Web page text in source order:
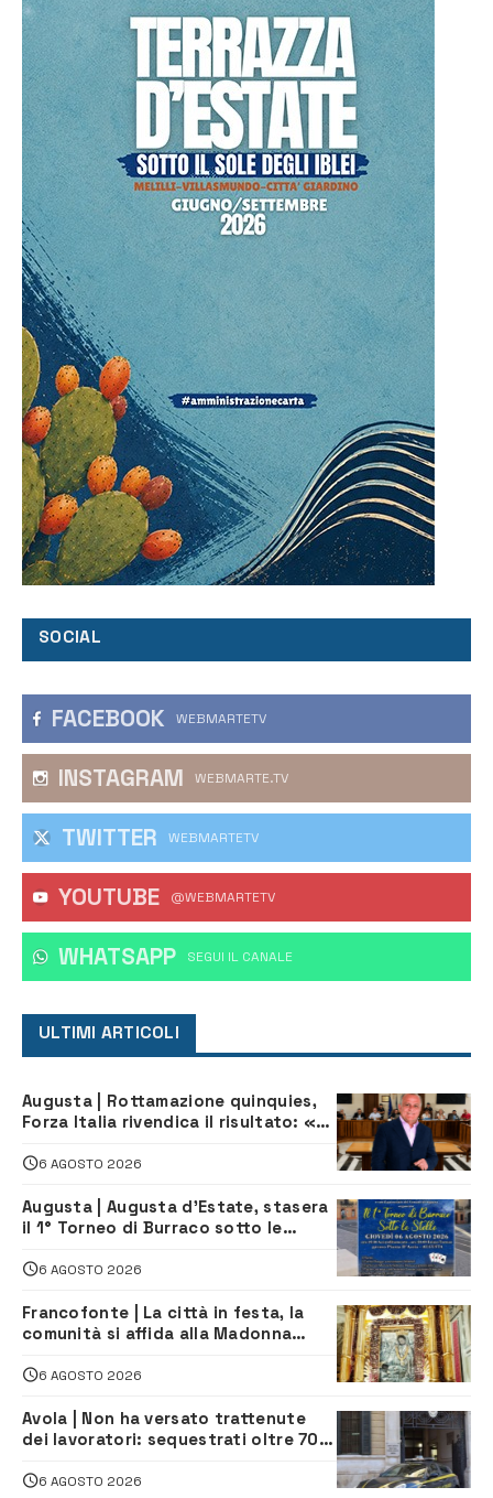
SOCIAL
FACEBOOK WEBMARTETV
INSTAGRAM WEBMARTE.TV
TWITTER WEBMARTETV
YOUTUBE @WEBMARTETV
WHATSAPP ‎SEGUI IL CANALE
ULTIMI ARTICOLI
Augusta | Rottamazione quinquies,
Forza Italia rivendica il risultato: «La
6 AGOSTO 2026
Augusta | Augusta d’Estate, stasera
il 1° Torneo di Burraco sotto le
6 AGOSTO 2026
Francofonte | La città in festa, la
comunità si affida alla Madonna
6 AGOSTO 2026
Avola | Non ha versato trattenute
dei lavoratori: sequestrati oltre 700
climatizzazione
6 AGOSTO 2026